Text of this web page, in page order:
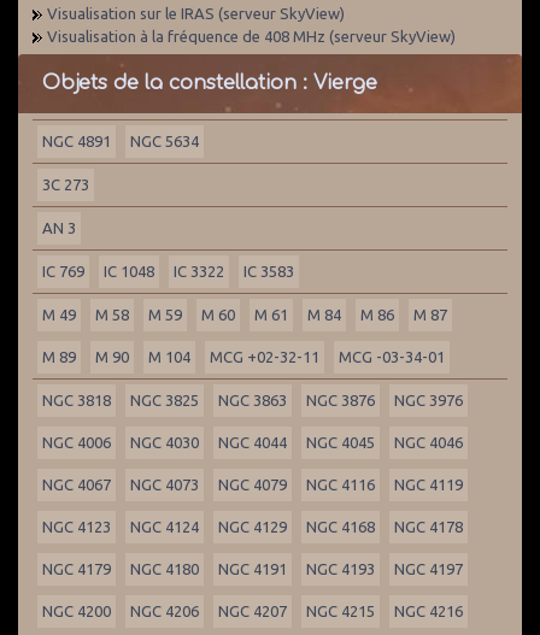
Visualisation sur le IRAS (serveur SkyView)
Visualisation à la fréquence de 408 MHz (serveur SkyView)
Objets de la constellation : Vierge
NGC 4891 NGC 5634
3C 273
AN 3
IC 769 IC 1048 IC 3322 IC 3583
M 49 M 58 M 59 M 60 M 61 M 84 M 86 M 87
M 89 M 90 M 104 MCG +02-32-11 MCG -03-34-01
NGC 3818 NGC 3825 NGC 3863 NGC 3876 NGC 3976
NGC 4006 NGC 4030 NGC 4044 NGC 4045 NGC 4046
NGC 4067 NGC 4073 NGC 4079 NGC 4116 NGC 4119
NGC 4123 NGC 4124 NGC 4129 NGC 4168 NGC 4178
NGC 4179 NGC 4180 NGC 4191 NGC 4193 NGC 4197
NGC 4200 NGC 4206 NGC 4207 NGC 4215 NGC 4216